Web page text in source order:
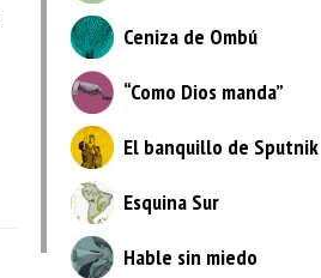
Ceniza de Ombú
“Como Dios manda”
El banquillo de Sputnik
Esquina Sur
Hable sin miedo